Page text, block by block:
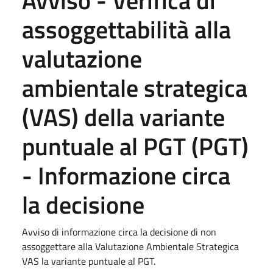
assoggettabilità alla
valutazione
ambientale strategica
(VAS) della variante
puntuale al PGT (PGT)
- Informazione circa
la decisione
Avviso di informazione circa la decisione di non
assoggettare alla Valutazione Ambientale Strategica
VAS la variante puntuale al PGT.